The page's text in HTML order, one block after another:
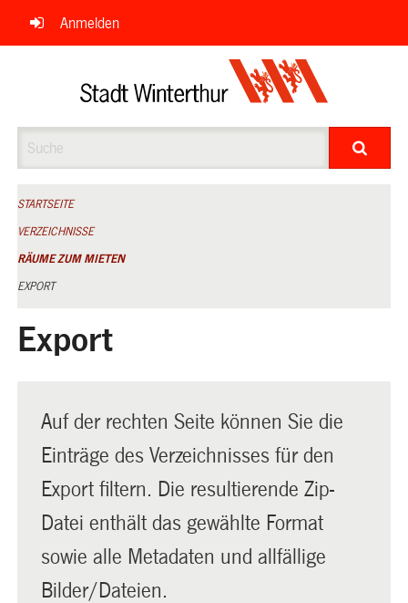
Navigation
überspringen
Anmelden
STARTSEITE
VERZEICHNISSE
RÄUME ZUM MIETEN
EXPORT
Export
Auf der rechten Seite können Sie die
Einträge des Verzeichnisses für den
Export filtern. Die resultierende Zip-
Datei enthält das gewählte Format
sowie alle Metadaten und allfällige
Bilder/Dateien.